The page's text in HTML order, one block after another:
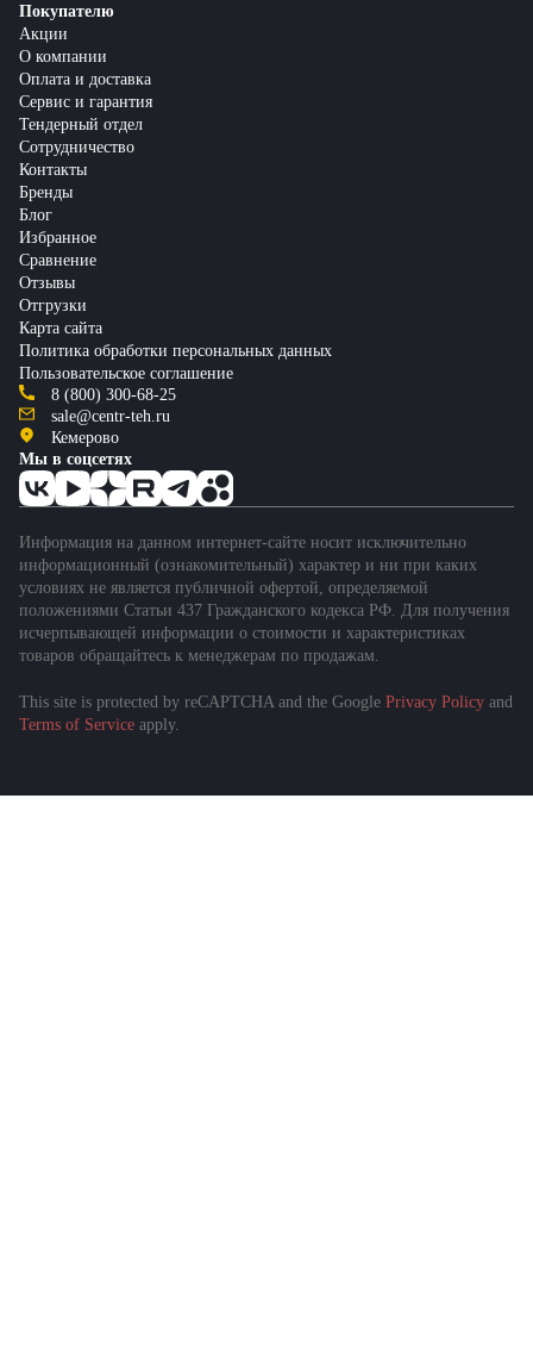
Покупателю
Акции
О компании
Оплата и доставка
Сервис и гарантия
Тендерный отдел
Сотрудничество
Контакты
Бренды
Блог
Избранное
Сравнение
Отзывы
Отгрузки
Карта сайта
Политика обработки персональных данных
Пользовательское соглашение
8 (800) 300-68-25
sale@centr-teh.ru
Кемерово
Мы в соцсетях
Информация на данном интернет-сайте носит исключительно
информационный (ознакомительный) характер и ни при каких
условиях не является публичной офертой, определяемой
положениями Статьи 437 Гражданского кодекса РФ. Для получения
исчерпывающей информации о стоимости и характеристиках
товаров обращайтесь к менеджерам по продажам.
This site is protected by reCAPTCHA and the Google Privacy Policy and
Terms of Service apply.